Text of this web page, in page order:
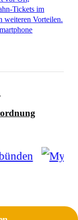
Tickets im
weiteren Vorteilen.